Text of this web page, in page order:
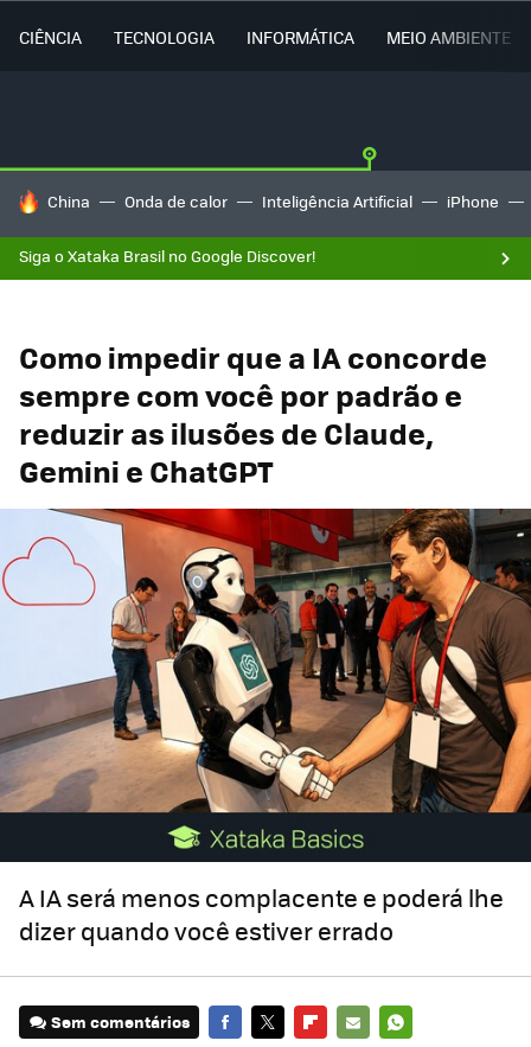
CIÊNCIA TECNOLOGIA INFORMÁTICA MEIO AMBIENTE
TENDÊNCIAS DO DIA
China Onda de calor Inteligência Artificial iPhone
Siga o Xataka Brasil no Google Discover!
Como impedir que a IA concorde
sempre com você por padrão e
reduzir as ilusões de Claude,
Gemini e ChatGPT
A IA será menos complacente e poderá lhe
dizer quando você estiver errado
Sem comentários